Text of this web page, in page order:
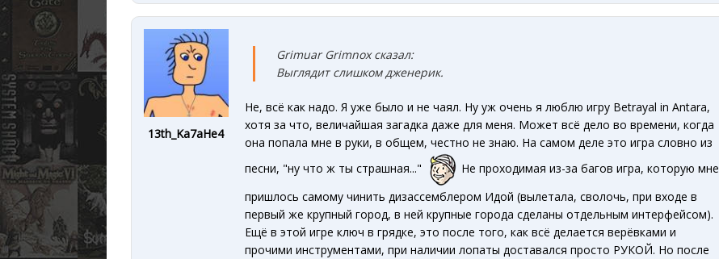
13th_Ka7aHe4
Grimuar Grimnox сказал:
Выглядит слишком дженерик.
Не, всё как надо. Я уже было и не чаял. Ну уж очень я люблю игру Betrayal in Antara,
хотя за что, величайшая загадка даже для меня. Может всё дело во времени, когда
она попала мне в руки, в общем, честно не знаю. На самом деле это игра словно из
песни, "ну что ж ты страшная..."
Не проходимая из-за багов игра, которую мне
пришлось самому чинить дизассемблером Идой (вылетала, сволочь, при входе в
первый же крупный город, в ней крупные города сделаны отдельным интерфейсом).
Ещё в этой игре ключ в грядке, это после того, как всё делается верёвками и
прочими инструментами, при наличии лопаты доставался просто РУКОЙ. Но после